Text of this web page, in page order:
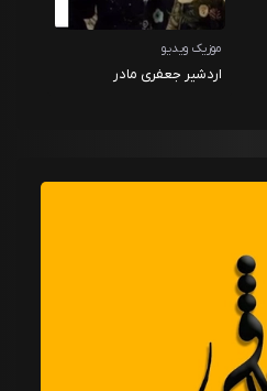
موزیک ویدیو
اردشیر جعفری مادر